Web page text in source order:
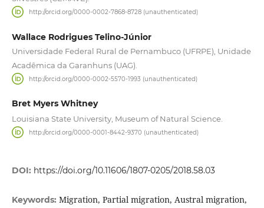
http://orcid.org/0000-0002-7868-8728 (unauthenticated)
Wallace Rodrigues Telino-Júnior
Universidade Federal Rural de Pernambuco (UFRPE), Unidade
Acadêmica da Garanhuns (UAG).
http://orcid.org/0000-0002-5570-1993 (unauthenticated)
Bret Myers Whitney
Louisiana State University, Museum of Natural Science.
http://orcid.org/0000-0001-8442-9370 (unauthenticated)
DOI: https://doi.org/10.11606/1807-0205/2018.58.03
Keywords: Migration, Partial migration, Austral migration,